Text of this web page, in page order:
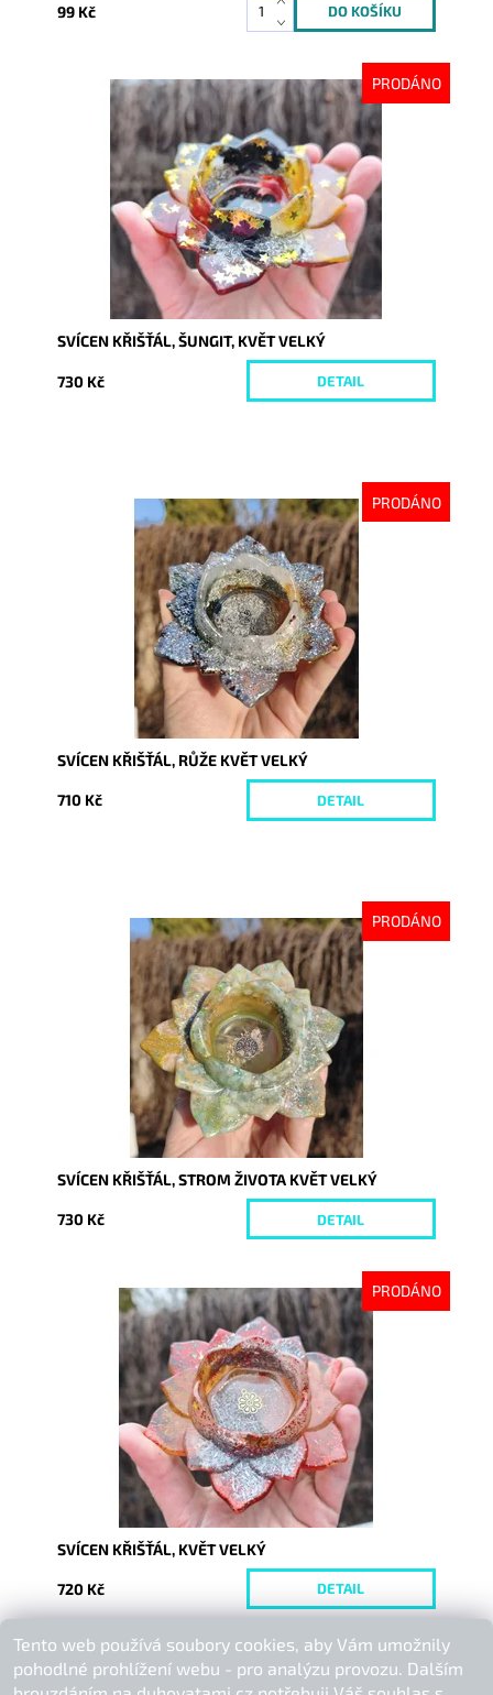
99 Kč
PRODÁNO
Dostupnost:
Vyprodáno
10605
SVÍCEN KŘIŠŤÁL, ŠUNGIT, KVĚT VELKÝ
730 Kč DETAIL
PRODÁNO
Dostupnost:
Vyprodáno
10601
SVÍCEN KŘIŠŤÁL, RŮŽE KVĚT VELKÝ
710 Kč DETAIL
PRODÁNO
Dostupnost:
Vyprodáno
10602
SVÍCEN KŘIŠŤÁL, STROM ŽIVOTA KVĚT VELKÝ
730 Kč DETAIL
PRODÁNO
Dostupnost:
Vyprodáno
10608
SVÍCEN KŘIŠŤÁL, KVĚT VELKÝ
720 Kč DETAIL
Buďte první, kdo napíše příspěvek k této položce.
Přidat komentář
Tento web používá soubory cookies, aby Vám umožnily
pohodlné prohlížení webu - pro analýzu provozu. Dalším